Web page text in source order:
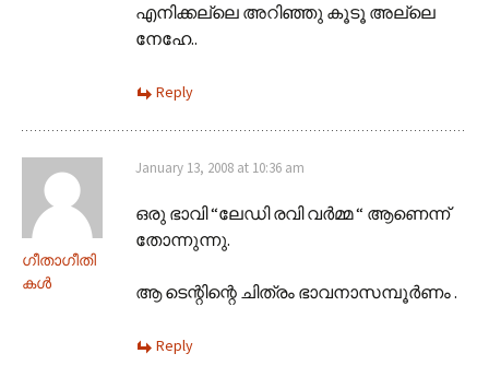
എനിക്കല്ലെ അറിഞ്ഞു കൂടൂ അല്ലെ
നേഹേ..
Reply
ഗീതാഗീതി
കള്‍
January 13, 2008 at 10:36 am
ഒരു ഭാവി “ലേഡി രവി വര്‍മ്മ “ ആണെന്ന്
തോന്നുന്നു.
ആ ടെന്റിന്റെ ചിത്രം ഭാവനാസമ്പൂര്‍ണം .
Reply